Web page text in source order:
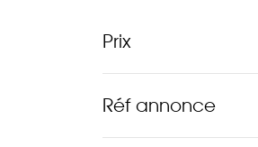
Prix
Réf annonce